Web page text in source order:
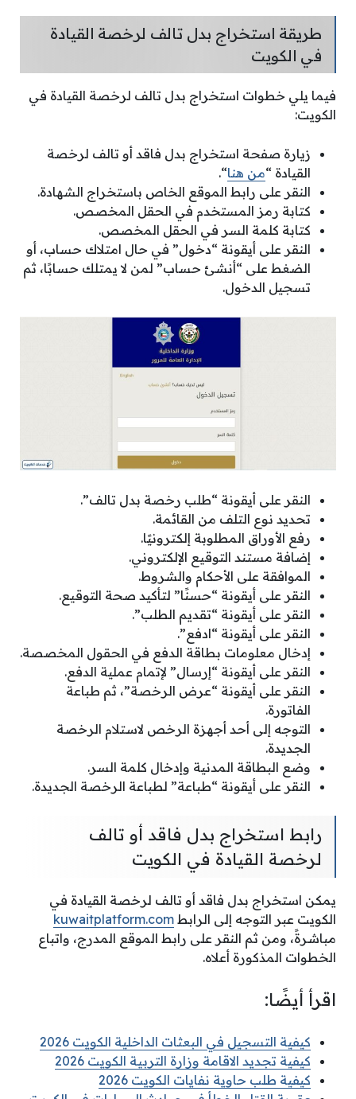
طريقة استخراج بدل تالف لرخصة القيادة
في الكويت
فيما يلي خطوات استخراج بدل تالف لرخصة القيادة في
الكويت:
زيارة صفحة استخراج بدل فاقد أو تالف لرخصة
القيادة “من هنا“.
النقر على رابط الموقع الخاص باستخراج الشهادة.
كتابة رمز المستخدم في الحقل المخصص.
كتابة كلمة السر في الحقل المخصص.
النقر على أيقونة “دخول” في حال امتلاك حساب، أو
الضغط على “أنشئ حساب” لمن لا يمتلك حسابًا، ثم
تسجيل الدخول.
النقر على أيقونة “طلب رخصة بدل تالف”.
تحديد نوع التلف من القائمة.
رفع الأوراق المطلوبة إلكترونيًا.
إضافة مستند التوقيع الإلكتروني.
الموافقة على الأحكام والشروط.
النقر على أيقونة “حسنًا” لتأكيد صحة التوقيع.
النقر على أيقونة “تقديم الطلب”.
النقر على أيقونة “ادفع”.
إدخال معلومات بطاقة الدفع في الحقول المخصصة.
النقر على أيقونة “إرسال” لإتمام عملية الدفع.
النقر على أيقونة “عرض الرخصة”، ثم طباعة
الفاتورة.
التوجه إلى أحد أجهزة الرخص لاستلام الرخصة
الجديدة.
وضع البطاقة المدنية وإدخال كلمة السر.
النقر على أيقونة “طباعة” لطباعة الرخصة الجديدة.
رابط استخراج بدل فاقد أو تالف
لرخصة القيادة في الكويت
يمكن استخراج بدل فاقد أو تالف لرخصة القيادة في
الكويت عبر التوجه إلى الرابط kuwaitplatform.com
مباشرةً، ومن ثم النقر على رابط الموقع المدرج، واتباع
الخطوات المذكورة أعلاه.
اقرأ أيضًا:
كيفية التسجيل في البعثات الداخلية الكويت 2026
كيفية تجديد الاقامة وزارة التربية الكويت 2026
كيفية طلب حاوية نفايات الكويت 2026